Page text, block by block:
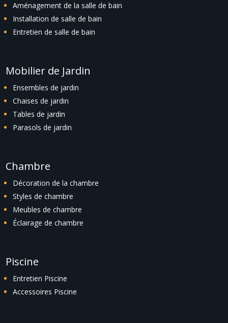
Aménagement de la salle de bain
Installation de salle de bain
Entretien de salle de bain
Mobilier de Jardin
Ensembles de jardin
Chaises de jardin
Tables de jardin
Parasols de jardin
Chambre
Décoration de la chambre
Styles de chambre
Meubles de chambre
Éclairage de chambre
Piscine
Entretien Piscine
Accessoires Piscine